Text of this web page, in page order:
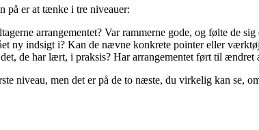
på er at tænke i tre niveauer:
arrangementet? Var rammerne gode, og følte de sig
ny indsigt i? Kan de nævne konkrete pointer eller
de har lært, i praksis? Har arrangementet ført til
niveau, men det er på de to næste, du virkelig kan se,